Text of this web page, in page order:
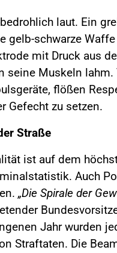
laut. Ein
gelb-schwarze
mit Druck aus
seine Muskeln lahm.
flößen
Gefecht zu setzen.
Straße
ist auf dem
Auch
„Die Spirale der
Jahr wurden
Straftaten. Die